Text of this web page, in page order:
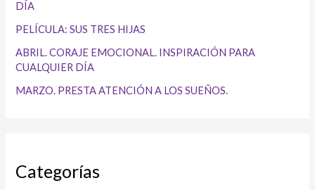
DÍA
PELÍCULA: SUS TRES HIJAS
ABRIL. CORAJE EMOCIONAL. INSPIRACIÓN PARA
CUALQUIER DÍA
MARZO. PRESTA ATENCIÓN A LOS SUEÑOS.
Categorías